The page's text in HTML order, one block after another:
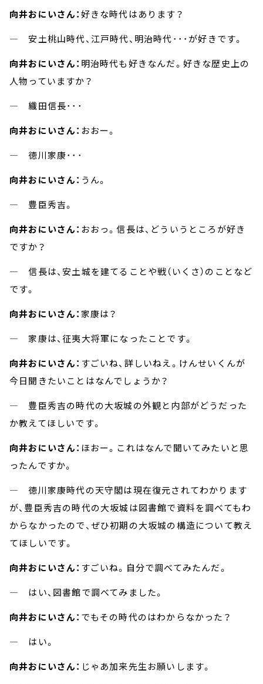
向井おにいさん：好きな時代はあります？
― 安土桃山時代、江戸時代、明治時代･･･が好きです。
向井おにいさん： 明治時代も好きなんだ。好きな歴史上の
人物っていますか？
― 織田信長･･･
向井おにいさん： おおー。
― 徳川家康･･･
向井おにいさん： うん。
― 豊臣秀吉。
向井おにいさん： おおっ。信長は、どういうところが好き
ですか？
― 信長は、安土城を建てることや戦（いくさ）のことなど
です。
向井おにいさん：家康は？
― 家康は、征夷大将軍になったことです。
向井おにいさん： すごいね、詳しいねえ。けんせいくんが
今日聞きたいことはなんでしょうか？
― 豊臣秀吉の時代の大坂城の外観と内部がどうだった
か教えてほしいです。
向井おにいさん： ほおー。これはなんで聞いてみたいと思
ったんですか。
― 徳川家康時代の天守閣は現在復元されてわかります
が、豊臣秀吉の時代の大坂城は図書館で資料を調べてもわ
からなかったので、ぜひ初期の大坂城の構造について教え
てほしいです。
向井おにいさん： すごいね。自分で調べてみたんだ。
― はい、図書館で調べてみました。
向井おにいさん： でもその時代のはわからなかった？
― はい。
向井おにいさん： じゃあ加来先生お願いします。